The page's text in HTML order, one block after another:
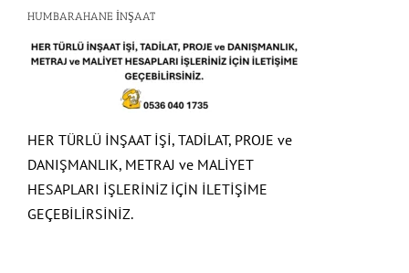
HUMBARAHANE İNŞAAT
HER TÜRLÜ İNŞAAT İŞİ, TADİLAT, PROJE ve
DANIŞMANLIK, METRAJ ve MALİYET
HESAPLARI İŞLERİNİZ İÇİN İLETİŞİME
GEÇEBİLİRSİNİZ.